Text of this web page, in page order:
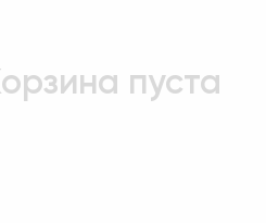
пуста